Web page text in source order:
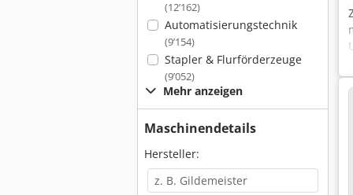
(12’162)
Automatisierungstechnik
(9’154)
Stapler & Flurförderzeuge
(9’052)
Mehr anzeigen
Maschinendetails
Hersteller: